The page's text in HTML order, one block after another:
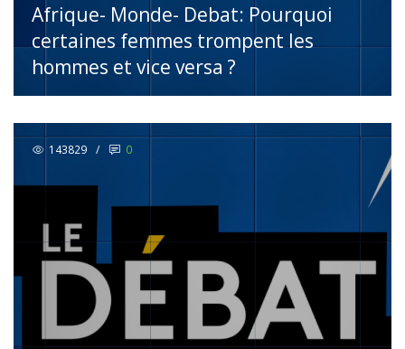
Afrique- Monde- Debat: Pourquoi
certaines femmes trompent les
hommes et vice versa ?
143829 / 0